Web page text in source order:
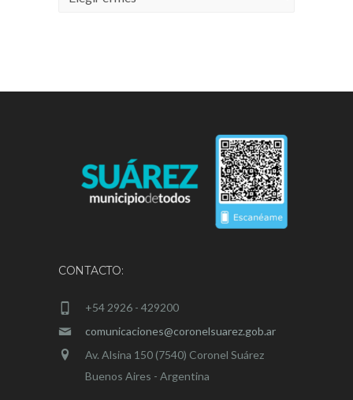
CONTACTO:
+54 2926 - 429200
comunicaciones@coronelsuarez.gob.ar
Av. Alsina 150 (7540) Coronel Suárez
Buenos Aires - Argentina